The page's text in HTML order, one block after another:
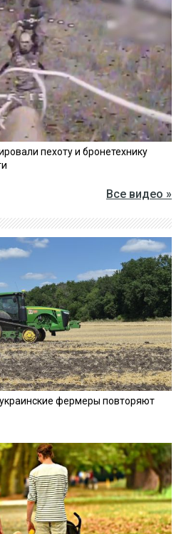
пехоту и бронетехнику
Все видео »
фермеры повторяют